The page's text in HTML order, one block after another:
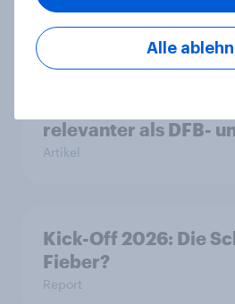
relevanter als DFB-
Artikel
Kick-Off 2026: Die
Fieber?​
Report
Alle